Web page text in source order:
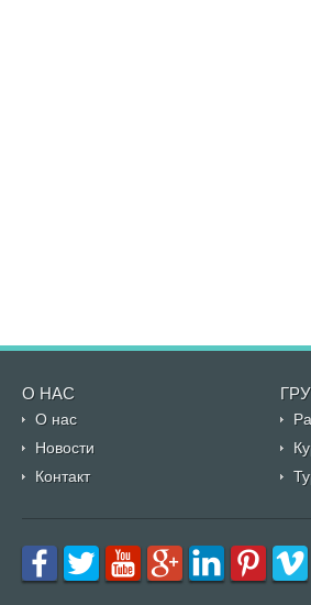
О НАС
О нас
Новости
Контакт